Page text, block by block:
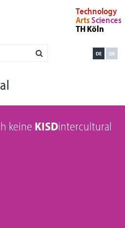
Technology
ArtsSciences
TH Köln
EN
DE
keine KISDintercultural